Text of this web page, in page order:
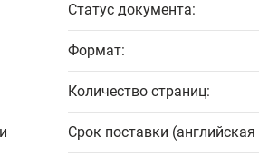
Статус документа:
Формат:
Количество страниц:
Срок поставки (английская